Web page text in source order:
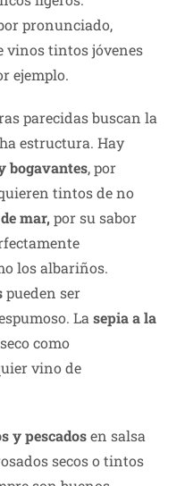
pronunciado,
vinos tintos jóvenes
ejemplo.
parecidas buscan la
estructura. Hay
bogavantes, por
tintos de no
mar, por su sabor
los albariños.
pueden ser
La sepia a la
como
vino de
y pescadosen salsa
secos o tintos